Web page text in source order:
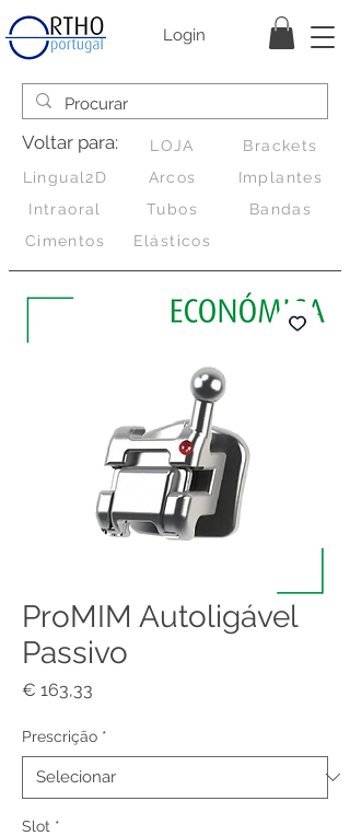
Login
Voltar para: LOJA
Brackets
Lingual2D
Intraoral
Cimentos
Arcos
Tubos
Elásticos
Implantes
Bandas
ProMIM Autoligável
Passivo
€ 163,33
Prescrição *
Slot *